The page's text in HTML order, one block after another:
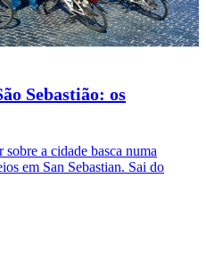
Sebastião: os
a cidade basca numa
em San Sebastian. Sai do